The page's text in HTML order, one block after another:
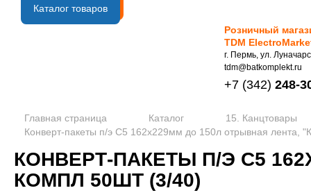
B2B портал
Каталог товаров
Розничный
TDM
г. Пермь, ул.
tdm@batkomplekt.ru
+7 (342) 248-
Главная страница Каталог
15. Канцтовары
Конверт-пакеты п/э С5 162х229мм до 150л отрывная лента,
КОНВЕРТ-ПАКЕТЫ П/Э С5
КОМПЛ 50ШТ (3/40)